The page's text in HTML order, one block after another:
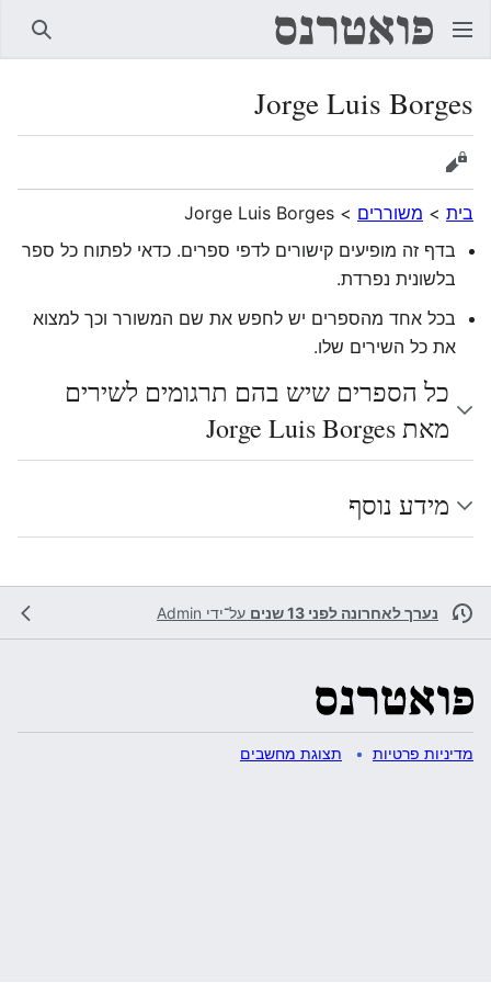
Jorge Luis Borges
הצגת מקור
בית > משוררים >
Jorge Luis Borges
בדף זה מופיעים קישורים לדפי ספרים. כדאי לפתוח כל ספר
בלשונית נפרדת.
בכל אחד מהספרים יש לחפש את שם המשורר וכך למצוא
את כל השירים שלו.
כל הספרים שיש בהם תרגומים לשירים
מאת Jorge Luis Borges
מידע נוסף
נערך לאחרונה לפני 13 שנים על־ידי Admin
מדיניות פרטיות תצוגת מחשבים